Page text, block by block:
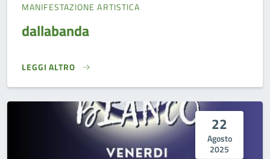
MANIFESTAZIONE ARTISTICA
dallabanda
LEGGI ALTRO
DALLABANDA}
22
Agosto
2025